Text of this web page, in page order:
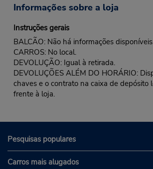
Informações sobre a loja
Instruções gerais
BALCÃO: Não há informações
CARROS: No local.
DEVOLUÇÃO: Igual à retirada.
DEVOLUÇÕES ALÉM DO HORÁRIO:
chaves e o contrato na caixa de depósito
frente à loja.
Pesquisas populares
Carros mais alugados